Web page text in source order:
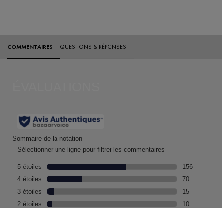
COMMENTAIRES QUESTIONS & RÉPONSES